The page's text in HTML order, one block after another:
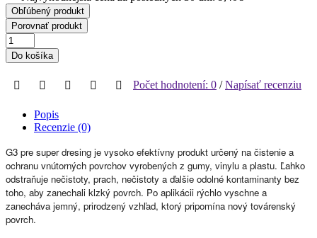
Obľúbený produkt
Porovnať produkt
Do košíka
Počet hodnotení: 0 /Napísať recenziu
Popis
Recenzie (0)
G3 pre super dresing je vysoko efektívny produkt určený na čistenie a
ochranu vnútorných povrchov vyrobených z gumy, vinylu a plastu. Ľahko
odstraňuje nečistoty, prach, nečistoty a ďalšie odolné kontaminanty bez
toho, aby zanechali klzký povrch. Po aplikácii rýchlo vyschne a
zanecháva jemný, prirodzený vzhľad, ktorý pripomína nový továrenský
povrch.